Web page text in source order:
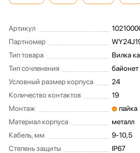
Артикул
Партномер
Тип товара
Вилка
Тип сочленения
байонет
Условный размер корпуса
24
Количество контактов
19
Монтаж
пайка
Материал корпуса
металл
Кабель, мм
9-10,5
Степень защиты
IP67